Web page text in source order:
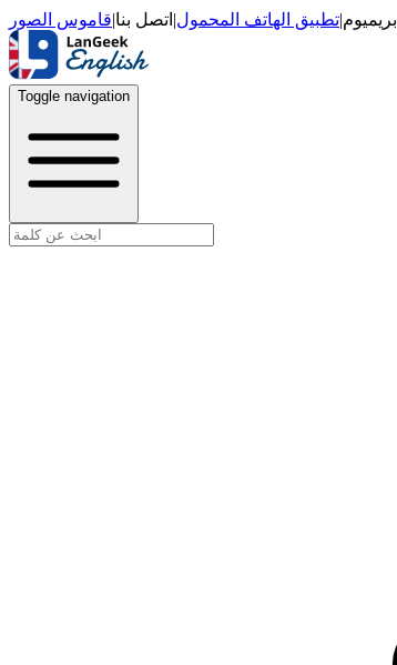
بريميوم|تطبيق الهاتف المحمول| اتصل بنا|قاموس الصور
Toggle navigation